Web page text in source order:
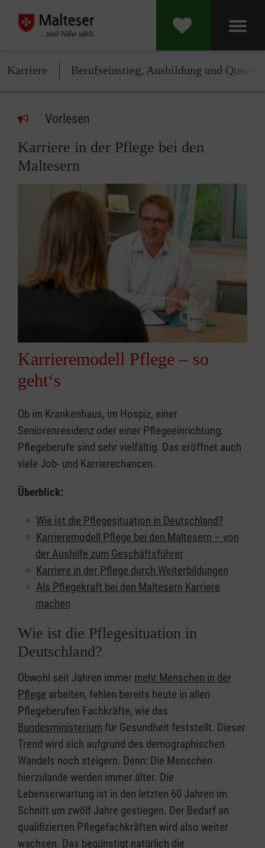
Karriere Berufseinstieg, Ausbildung und
Vorlesen
Karriere in der Pflege bei den
Maltesern
Karrieremodell Pflege – so
geht‘s
Ob im Krankenhaus, im Hospiz, einer
Seniorenresidenz oder einer Pflegeeinrichtung:
Pflegeberufe sind sehr vielfältig. Das eröffnet auch
viele Job- und Karrierechancen.
Überblick:
Wie ist die Pflegesituation in Deutschland?
Karrieremodell Pflege bei den Maltesern – von
der Aushilfe zum Geschäftsführer
Karriere in der Pflege durch Weiterbildungen
Als Pflegekraft bei den Maltesern Karriere
machen
Wie ist die Pflegesituation in
Deutschland?
Obwohl seit Jahren immer mehr Menschen in der
Pflege arbeiten, fehlen bereits heute in allen
Pflegeberufen Fachkräfte, wie das
Bundesministerium für Gesundheit feststellt. Dieser
Trend wird sich aufgrund des demographischen
Wandels noch steigern. Denn: Die Menschen
hierzulande werden immer älter. Die
Lebenserwartung ist in den letzten 60 Jahren im
Schnitt um zwölf Jahre gestiegen. Der Bedarf an
qualifizierten Pflegefachkräften wird also weiter
wachsen. Das begünstigt natürlich die